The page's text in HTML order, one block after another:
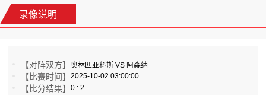
录像说明
【对阵双方】奥林匹亚科斯 VS 阿森纳
【比赛时间】2025-10-02 03:00:00
【比分结果】0 : 2